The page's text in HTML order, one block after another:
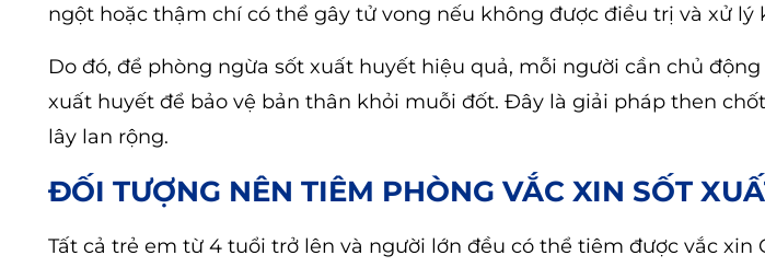
ngột hoặc thậm chí có thể gây tử vong nếu không được điều trị và xử lý
Do đó, để phòng ngừa sốt xuất huyết hiệu quả, mỗi người cần chủ
xuất huyết để bảo vệ bản thân khỏi muỗi đốt. Đây là giải pháp then
lây lan rộng.
ĐỐI TƯỢNG NÊN TIÊM PHÒNG VẮC XIN SỐT
Tất cả trẻ em từ 4 tuổi trở lên và người lớn đều có thể tiêm được vắc xin